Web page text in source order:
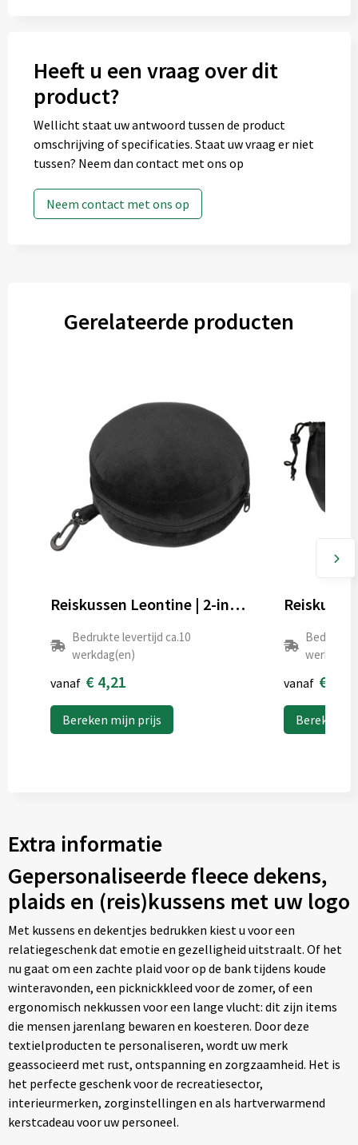
Heeft u een vraag over dit
product?
Wellicht staat uw antwoord tussen de product
omschrijving of specificaties. Staat uw vraag er niet
tussen? Neem dan contact met ons op
Neem contact met ons op
Gerelateerde producten
Reiskussen Leontine | 2-in-1 met slaapmasker
Bedrukte levertijd ca.10
werkdag(en)
vanaf € 4,21
Bereken mijn prijs
Bedrukte
vanaf €
Bereken
Extra informatie
Gepersonaliseerde fleece dekens,
plaids en (reis)kussens met uw logo
Met kussens en dekentjes bedrukken kiest u voor een
relatiegeschenk dat emotie en gezelligheid uitstraalt. Of het
nu gaat om een zachte plaid voor op de bank tijdens koude
winteravonden, een picknickkleed voor de zomer, of een
ergonomisch nekkussen voor een lange vlucht: dit zijn items
die mensen jarenlang bewaren en koesteren. Door deze
textielproducten te personaliseren, wordt uw merk
geassocieerd met rust, ontspanning en zorgzaamheid. Het is
het perfecte geschenk voor de recreatiesector,
interieurmerken, zorginstellingen en als hartverwarmend
kerstcadeau voor uw personeel.